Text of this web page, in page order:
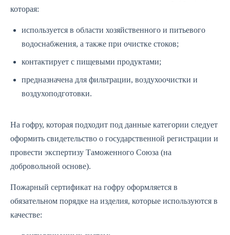
которая:
используется в области хозяйственного и питьевого
водоснабжения, а также при очистке стоков;
контактирует с пищевыми продуктами;
предназначена для фильтрации, воздухоочистки и
воздухоподготовки.
На гофру, которая подходит под данные категории следует
оформить свидетельство о государственной регистрации и
провести экспертизу Таможенного Союза (на
добровольной основе).
Пожарный сертификат на гофру оформляется в
обязательном порядке на изделия, которые используются в
качестве: